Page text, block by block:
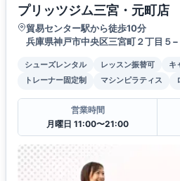
プリッツジム三宮・元町店
貿易センター駅から徒歩10分
兵庫県神戸市中央区三宮町２丁目５
シューズレンタル レッスン振替可 キ
トレーナー固定制
マシンピラティス
営業時間
月曜日 11:00〜21:00